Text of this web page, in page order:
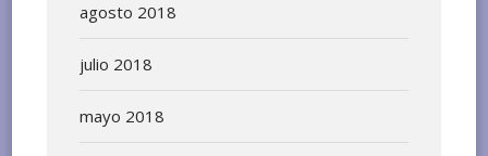
agosto 2018
julio 2018
mayo 2018